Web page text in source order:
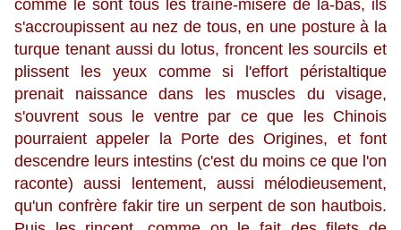
comme le sont tous les traîne-misère de là-bas, ils
s'accroupissent au nez de tous, en une posture à la
turque tenant aussi du lotus, froncent les sourcils et
plissent les yeux comme si l'effort péristaltique
prenait naissance dans les muscles du visage,
s'ouvrent sous le ventre par ce que les Chinois
pourraient appeler la Porte des Origines, et font
descendre leurs intestins (c'est du moins ce que l'on
raconte) aussi lentement, aussi mélodieusement,
qu'un confrère fakir tire un serpent de son hautbois.